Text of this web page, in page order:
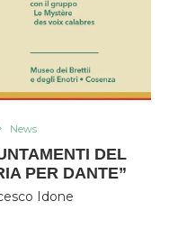
News
DEL
PER DANTE”
Idone